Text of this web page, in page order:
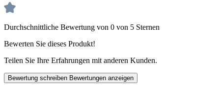
Durchschnittliche Bewertung von 0 von 5 Sternen
Bewerten Sie dieses Produkt!
Teilen Sie Ihre Erfahrungen mit anderen Kunden.
Bewertung schreiben Bewertungen anzeigen